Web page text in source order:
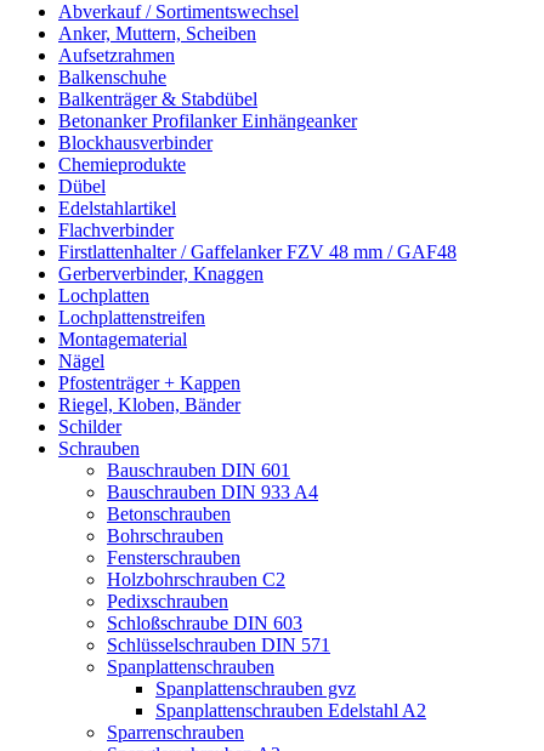
Abverkauf / Sortimentswechsel
Anker, Muttern, Scheiben
Aufsetzrahmen
Balkenschuhe
Balkenträger & Stabdübel
Betonanker Profilanker Einhängeanker
Blockhausverbinder
Chemieprodukte
Dübel
Edelstahlartikel
Flachverbinder
Firstlattenhalter / Gaffelanker FZV 48 mm / GAF48
Gerberverbinder, Knaggen
Lochplatten
Lochplattenstreifen
Montagematerial
Nägel
Pfostenträger + Kappen
Riegel, Kloben, Bänder
Schilder
Schrauben
Bauschrauben DIN 601
Bauschrauben DIN 933 A4
Betonschrauben
Bohrschrauben
Fensterschrauben
Holzbohrschrauben C2
Pedixschrauben
Schloßschraube DIN 603
Schlüsselschrauben DIN 571
Spanplattenschrauben
Spanplattenschrauben gvz
Spanplattenschrauben Edelstahl A2
Sparrenschrauben